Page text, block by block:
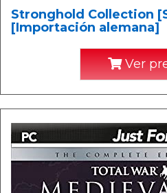
Stronghold Collection
[Importación alemana]
Ver